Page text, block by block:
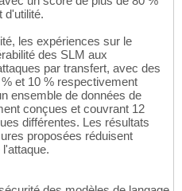
d'utilité.
les expériences sur le
des SLM aux
par transfert, avec des
et 10 % respectivement
ensemble de données de
conçues et couvrant 12
différentes. Les résultats
proposées réduisent